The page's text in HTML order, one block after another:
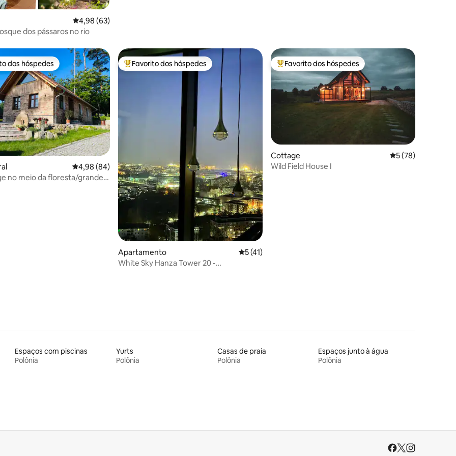
Classificação média de 4,98 em 5 estrelas, 63avaliações
4,98 (63)
dos pássaros no rio
5 em 5 estrelas, 22avaliações
dos hóspedes mais apreciados
dos hóspedes
Classificação média de 4,98 em 5 estrelas, 84avaliações
4,98 (84)
no meio da floresta/grande
Favoritos dos hóspedes mais apreciados
Favorito dos hóspedes
Apartamento Classificação média de 5 em 5 estrelas, 41avaliações
5 (41)
White Sky Hanza Tower 20 -
Favoritos dos hóspedes mais apreciados
Favorito dos hóspedes
Cottage Classificação
5 (78)
Wild Field House I
Espaços com piscinas
Polônia
Yurts
Polônia
Casas de praia
Polônia
Espaços junto à água
Polônia